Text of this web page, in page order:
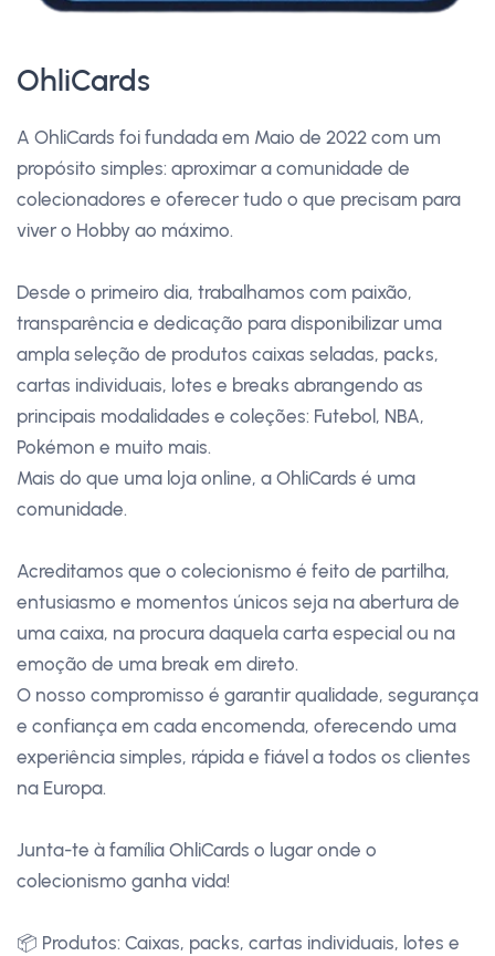
OhliCards
A OhliCards foi fundada em Maio de 2022 com um
propósito simples: aproximar a comunidade de
colecionadores e oferecer tudo o que precisam para
viver o Hobby ao máximo.
Desde o primeiro dia, trabalhamos com paixão,
transparência e dedicação para disponibilizar uma
ampla seleção de produtos caixas seladas, packs,
cartas individuais, lotes e breaks abrangendo as
principais modalidades e coleções: Futebol, NBA,
Pokémon e muito mais.
Mais do que uma loja online, a OhliCards é uma
comunidade.
Acreditamos que o colecionismo é feito de partilha,
entusiasmo e momentos únicos seja na abertura de
uma caixa, na procura daquela carta especial ou na
emoção de uma break em direto.
O nosso compromisso é garantir qualidade, segurança
e confiança em cada encomenda, oferecendo uma
experiência simples, rápida e fiável a todos os clientes
na Europa.
Junta-te à família OhliCards o lugar onde o
colecionismo ganha vida!
📦 Produtos: Caixas, packs, cartas individuais, lotes e